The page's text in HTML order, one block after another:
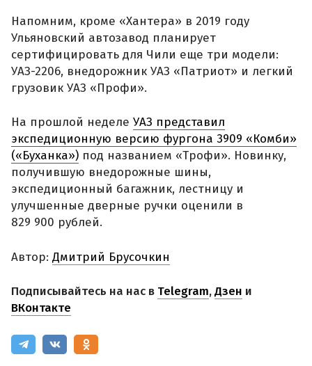
Напомним, кроме «Хантера» в 2019 году
Ульяновский автозавод планирует
сертифицировать для Чили еще три модели:
УАЗ-2206, внедорожник УАЗ «Патриот» и легкий
грузовик УАЗ «Профи».
На прошлой неделе УАЗ представил
экспедиционную версию фургона 3909 «Комби»
(«Буханка») под названием «Трофи». Новинку,
получившую внедорожные шины,
экспедиционный багажник, лестницу и
улучшенные дверные ручки оценили в
829 900 рублей.
Автор: Дмитрий Брусочкин
Подписывайтесь на нас в Telegram,Дзен и
ВКонтакте